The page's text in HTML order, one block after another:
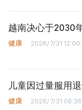
越南决心于2030
健康 2026/7/31
儿童因过量服用
健康 2026/7/31